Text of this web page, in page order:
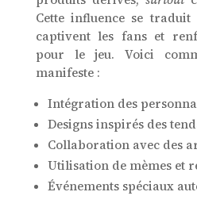
Cette influence se
captivent les fans et
pour le jeu. Voici
manifeste :
Intégration des
Designs inspirés des
Collaboration avec des
Utilisation de mèmes et
Événements spéciaux